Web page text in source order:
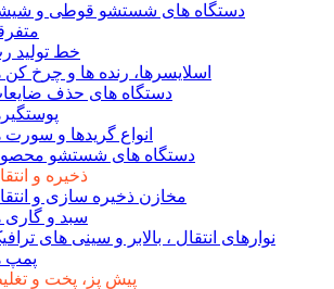
دستگاه های شستشو قوطی و
خط تولید
اسلایسرها، رنده ها و چرخ کن
دستگاه های حذف
انواع گریدها و سورت
دستگاه های شستشو
ذخیره و
مخازن ذخیره سازی و
سبد و گاری
نوارهای انتقال ، بالابر و سینی های
پمپ
پیش پز، پخت و